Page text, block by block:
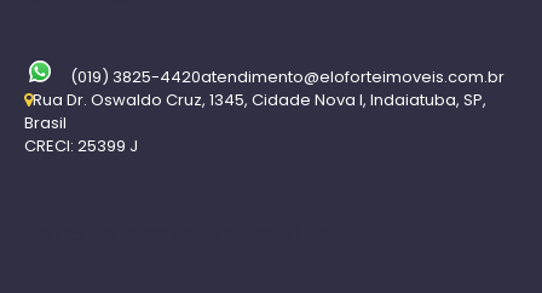
(019) 3825-4420atendimento@eloforteimoveis.com.br
Rua Dr. Oswaldo Cruz, 1345, Cidade Nova I, Indaiatuba, SP,
Brasil
CRECI: 25399 J